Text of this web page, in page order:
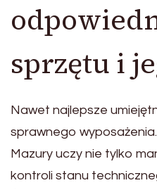
sprzętu i
Nawet najlepsze
sprawnego
Mazury uczy nie tylko
kontroli stanu